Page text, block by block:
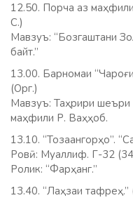
12.50. Порча аз
С.)
Мавзуъ: “Бозгаштани
байт.”
13.00. Барномаи
(Орг.)
Мавзуъ: Таҳрири
маҳфили Р. Ваҳҳоб.
13.10. “Тозаангорҳо”.
Ровӣ: Муаллиф. Г-32
Ролик: “Фарҳанг.”
13.40. “Лаҳзаи